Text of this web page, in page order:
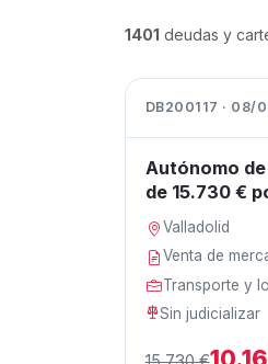
1401 deudas y
DB200117 · 08/
Autónomo
de 15.730 €
Valladolid
Venta de
Transporte y
Sin judicializar